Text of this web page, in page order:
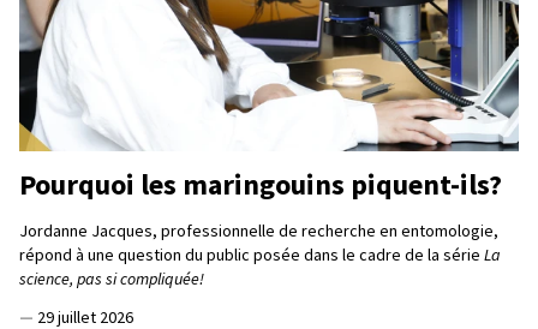
Pourquoi les maringouins piquent-ils?
Jordanne Jacques, professionnelle de recherche en entomologie,
répond à une question du public posée dans le cadre de la série La
science, pas si compliquée!
— 29 juillet 2026